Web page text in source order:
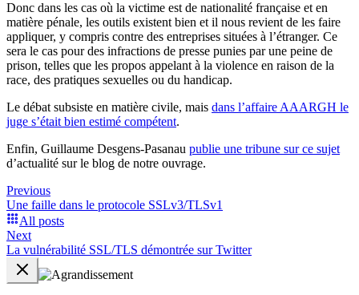
Donc dans les cas où la victime est de nationalité française et en
matière pénale, les outils existent bien et il nous revient de les faire
appliquer, y compris contre des entreprises situées à l’étranger. Ce
sera le cas pour des infractions de presse punies par une peine de
prison, telles que les propos appelant à la violence en raison de la
race, des pratiques sexuelles ou du handicap.
Le débat subsiste en matière civile, mais dans l’affaire AAARGH le
juge s’était bien estimé compétent.
Enfin, Guillaume Desgens-Pasanau publie une tribune sur ce sujet
d’actualité sur le blog de notre ouvrage.
Previous
Une faille dans le protocole SSLv3/TLSv1
All posts
Next
La vulnérabilité SSL/TLS démontrée sur Twitter